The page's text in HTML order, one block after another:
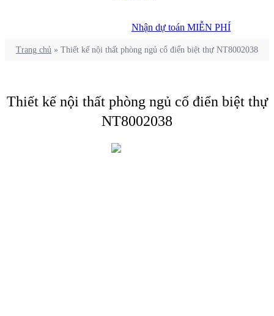
Nhận dự toán MIỄN PHÍ
Trang chủ » Thiết kế nội thất phòng ngủ cổ điển biệt thự NT8002038
Thiết kế nội thất phòng ngủ cổ điển biệt thự
NT8002038